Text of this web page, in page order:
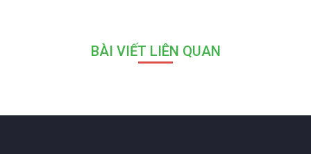
BÀI VIẾT LIÊN QUAN